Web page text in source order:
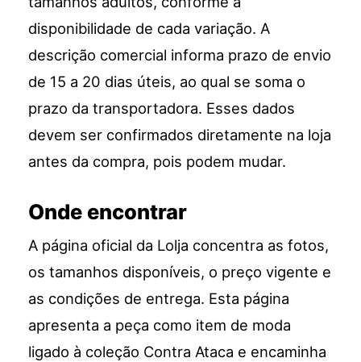
disponibilidade de cada variação. A
descrição comercial informa prazo de envio
de 15 a 20 dias úteis, ao qual se soma o
prazo da transportadora. Esses dados
devem ser confirmados diretamente na loja
antes da compra, pois podem mudar.
Onde encontrar
A página oficial da Lolja concentra as fotos,
os tamanhos disponíveis, o preço vigente e
as condições de entrega. Esta página
apresenta a peça como item de moda
ligado à coleção Contra Ataca e encaminha